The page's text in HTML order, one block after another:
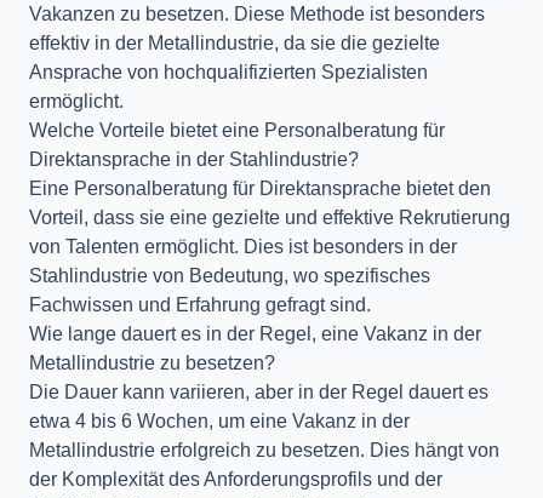
Vakanzen zu besetzen. Diese Methode ist besonders
effektiv in der Metallindustrie, da sie die gezielte
Ansprache von hochqualifizierten Spezialisten
ermöglicht.
Welche Vorteile bietet eine Personalberatung für
Direktansprache in der Stahlindustrie?
Eine Personalberatung für Direktansprache bietet den
Vorteil, dass sie eine gezielte und effektive Rekrutierung
von Talenten ermöglicht. Dies ist besonders in der
Stahlindustrie von Bedeutung, wo spezifisches
Fachwissen und Erfahrung gefragt sind.
Wie lange dauert es in der Regel, eine Vakanz in der
Metallindustrie zu besetzen?
Die Dauer kann variieren, aber in der Regel dauert es
etwa 4 bis 6 Wochen, um eine Vakanz in der
Metallindustrie erfolgreich zu besetzen. Dies hängt von
der Komplexität des Anforderungsprofils und der